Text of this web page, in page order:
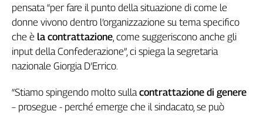
Caaf
Speciali
G8
di
il
sangue
pensata “per fare il punto della situazione di come le
donne vivono dentro l’organizzazione su tema specifico
che è la contrattazione, come suggeriscono anche gli
input della Confederazione”, ci spiega la segretaria
nazionale Giorgia D’Errico.
“Stiamo spingendo molto sullacontrattazione di genere
– prosegue - perché emerge che il sindacato, se può